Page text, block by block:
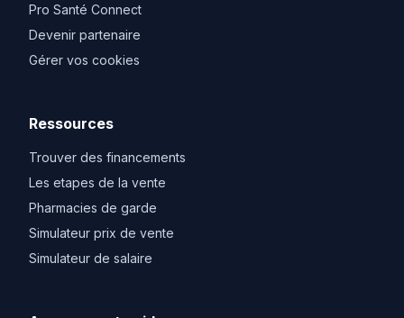
Pro Santé Connect
Devenir partenaire
Gérer vos cookies
Ressources
Trouver des financements
Les etapes de la vente
Pharmacies de garde
Simulateur prix de vente
Simulateur de salaire